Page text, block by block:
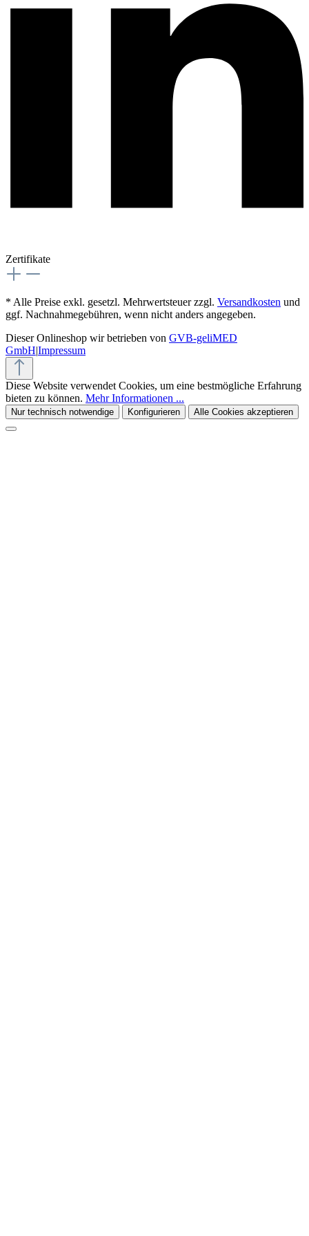
Zertifikate
* Alle Preise exkl. gesetzl. Mehrwertsteuer zzgl. Versandkosten und
ggf. Nachnahmegebühren, wenn nicht anders angegeben.
Dieser Onlineshop wir betrieben von GVB-geliMED
GmbH Impressum
Diese Website verwendet Cookies, um eine bestmögliche Erfahrung
bieten zu können. Mehr Informationen ...
Nur technisch notwendige Konfigurieren Alle Cookies akzeptieren